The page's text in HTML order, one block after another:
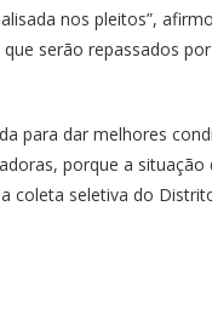
nos pleitos”,
serão repassados
para dar melhores
porque a
coleta seletiva do